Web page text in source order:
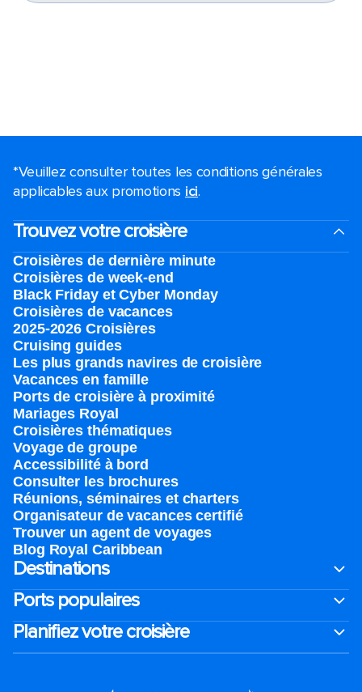
*Veuillez consulter toutes les conditions générales
applicables aux promotions ici.
Trouvez votre croisière
Croisières de dernière minute
Croisières de week-end
Black Friday et Cyber Monday
Croisières de vacances
2025-2026 Croisières
Cruising guides
Les plus grands navires de croisière
Vacances en famille
Ports de croisière à proximité
Mariages Royal
Croisières thématiques
Voyage de groupe​
Accessibilité à bord​
Consulter les brochures
Réunions, séminaires et charters
Organisateur de vacances certifié
Trouver un agent de voyages
Blog Royal Caribbean
Destinations
Ports populaires
Planifiez votre croisière